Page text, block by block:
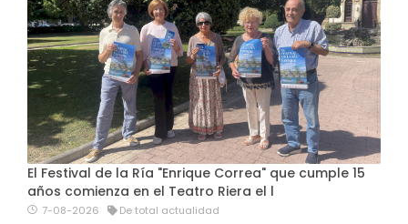
El Festival de la Ría "Enrique Correa" que cumple 15
años comienza en el Teatro Riera el l
7-08-2026 De total actualidad